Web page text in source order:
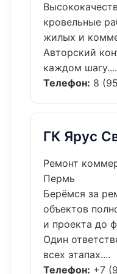
кровельные
жилых и
Авторский
каждом шагу....
Телефон: 8
ГК Ярус
Ремонт
Пермь
Берёмся за
объектов
и проекта до
Один
всех этапах....
Телефон: +7